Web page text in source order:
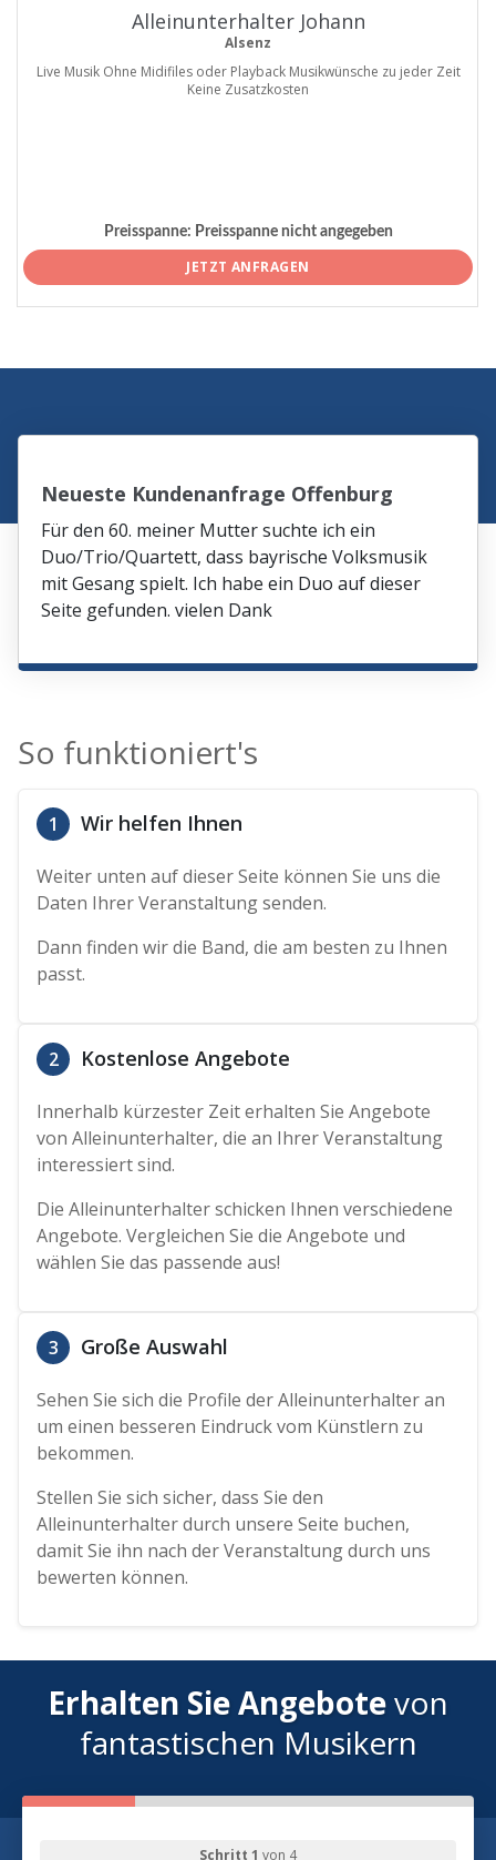
Alleinunterhalter Johann
Alsenz
Live Musik Ohne Midifiles oder Playback Musikwünsche zu jeder Zeit
Keine Zusatzkosten
Preisspanne: Preisspanne nicht angegeben
JETZT ANFRAGEN
Neueste Kundenanfrage Offenburg
Für den 60. meiner Mutter suchte ich ein
Duo/Trio/Quartett, dass bayrische Volksmusik
mit Gesang spielt. Ich habe ein Duo auf dieser
Seite gefunden. vielen Dank
So funktioniert's
1 Wir helfen Ihnen
Weiter unten auf dieser Seite können Sie uns die
Daten Ihrer Veranstaltung senden.
Dann finden wir die Band, die am besten zu Ihnen
passt.
2 Kostenlose Angebote
Innerhalb kürzester Zeit erhalten Sie Angebote
von Alleinunterhalter, die an Ihrer Veranstaltung
interessiert sind.
Die Alleinunterhalter schicken Ihnen verschiedene
Angebote. Vergleichen Sie die Angebote und
wählen Sie das passende aus!
3 Große Auswahl
Sehen Sie sich die Profile der Alleinunterhalter an
um einen besseren Eindruck vom Künstlern zu
bekommen.
Stellen Sie sich sicher, dass Sie den
Alleinunterhalter durch unsere Seite buchen,
damit Sie ihn nach der Veranstaltung durch uns
bewerten können.
Erhalten Sie Angebotevon
fantastischen Musikern
Schritt 1 von 4